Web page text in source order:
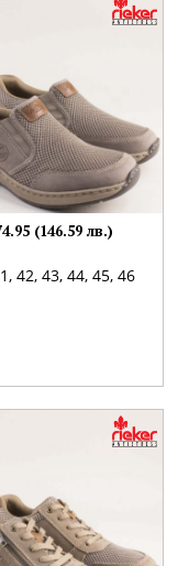
42, 43, 44, 45, 46
(146.59 лв.)